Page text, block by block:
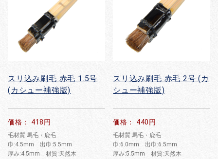
スリ込み刷毛 赤毛 1.5号
(カシュー補強版)
価格： 418円
毛材質:馬毛・鹿毛
巾:4.5mm 出巾:5.5mm
厚み:4.5mm 材質:天然木
スリ込み刷毛 赤毛 2号 (カ
シュー補強版)
価格： 440円
毛材質:馬毛・鹿毛
巾:6.0mm 出巾:6.5mm
厚み:5.5mm 材質:天然木
お買い物を続ける カートへ進む